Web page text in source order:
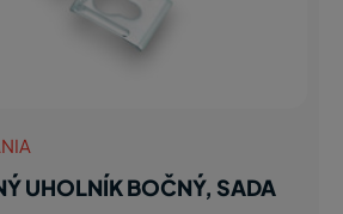
UHOLNÍK BOČNÝ, SADA